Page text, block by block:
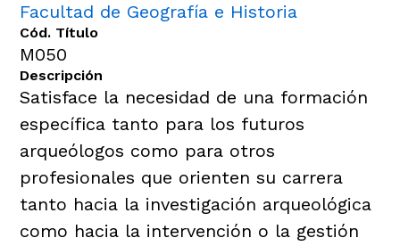
Facultad de Geografía e Historia
Cód. Título
M050
Descripción
Satisface la necesidad de una formación
específica tanto para los futuros
arqueólogos como para otros
profesionales que orienten su carrera
tanto hacia la investigación arqueológica
como hacia la intervención o la gestión